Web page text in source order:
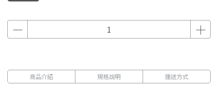
商品介紹 規格說明 運送方式